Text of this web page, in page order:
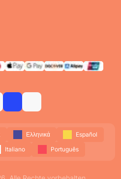
Ελληνικά
Español
Italiano Português